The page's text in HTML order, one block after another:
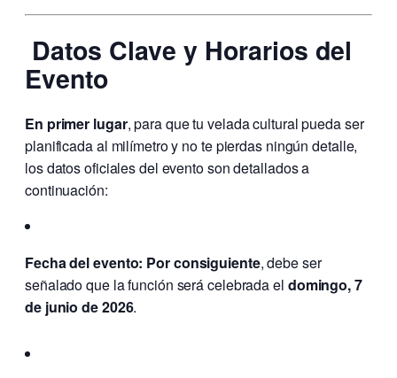
Datos Clave y Horarios del
Evento
En primer lugar, para que tu velada cultural pueda ser
planificada al milímetro y no te pierdas ningún detalle,
los datos oficiales del evento son detallados a
continuación:
Fecha del evento: Por consiguiente, debe ser
señalado que la función será celebrada el domingo, 7
de junio de 2026.